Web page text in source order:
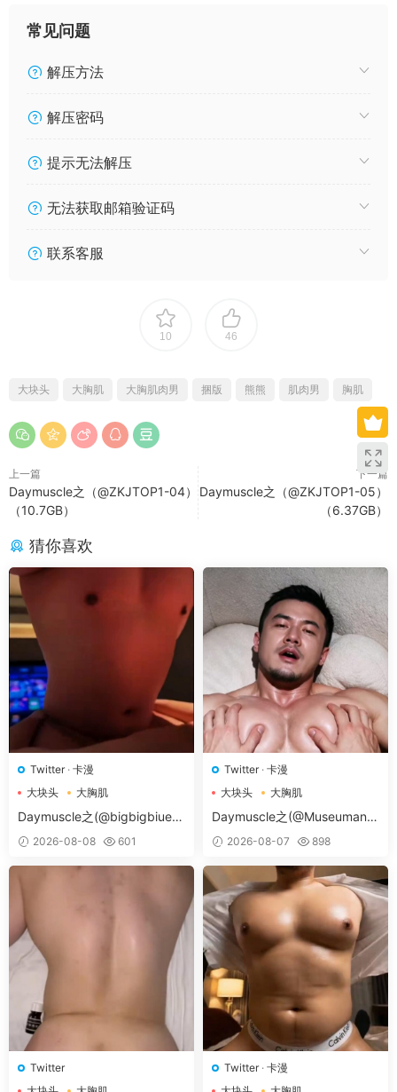
常见问题
解压方法
解压密码
提示无法解压
无法获取邮箱验证码
联系客服
10 46
大块头 大胸肌 大胸肌肉男 捆版 熊熊 肌肉男 胸肌
上一篇
Daymuscle之（@ZKJTOP1-04）
（10.7GB）
下一篇
Daymuscle之（@ZKJTOP1-05）
（6.37GB）
猜你喜欢
Twitter· 卡漫
大块头
大胸肌
大胸肌肉男
Daymuscle之(@bigbigbiue-
@BBb）
2026-08-08 601
Twitter· 卡漫
大块头
大胸肌
大胸肌肉男
Daymuscle之(@Museumans-
@Museuman）
2026-08-07 898
Twitter
Twitter· 卡漫